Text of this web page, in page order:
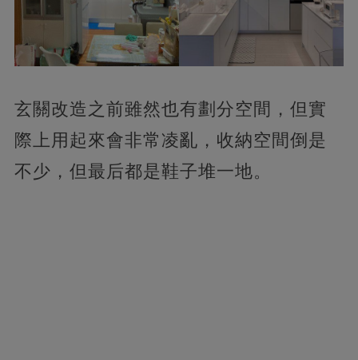
玄關改造之前雖然也有劃分空間，但實
際上用起來會非常凌亂，收納空間倒是
不少，但最后都是鞋子堆一地。